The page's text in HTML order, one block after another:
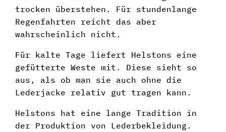
trocken überstehen. Für stundenlange
Regenfahrten reicht das aber
wahrscheinlich nicht.
Für kalte Tage liefert Helstons eine
gefütterte Weste mit. Diese sieht so
aus, als ob man sie auch ohne die
Lederjacke relativ gut tragen kann.
Helstons hat eine lange Tradition in
der Produktion von Lederbekleidung.